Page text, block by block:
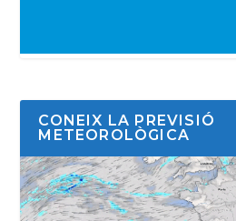
CONEIX LA PREVISIÓ
METEOROLÒGICA